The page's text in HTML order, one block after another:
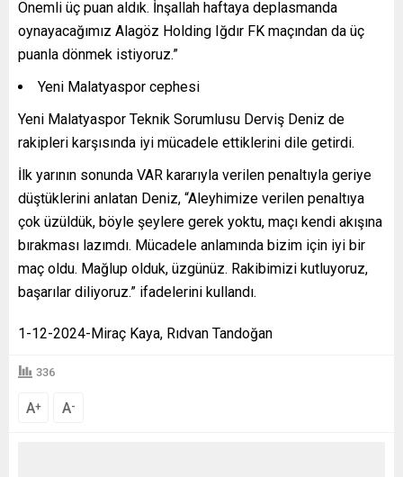
Önemli üç puan aldık. İnşallah haftaya deplasmanda
oynayacağımız Alagöz Holding Iğdır FK maçından da üç
puanla dönmek istiyoruz.”
Yeni Malatyaspor cephesi
Yeni Malatyaspor Teknik Sorumlusu Derviş Deniz de
rakipleri karşısında iyi mücadele ettiklerini dile getirdi.
İlk yarının sonunda VAR kararıyla verilen penaltıyla geriye
düştüklerini anlatan Deniz, “Aleyhimize verilen penaltıya
çok üzüldük, böyle şeylere gerek yoktu, maçı kendi akışına
bırakması lazımdı. Mücadele anlamında bizim için iyi bir
maç oldu. Mağlup olduk, üzgünüz. Rakibimizi kutluyoruz,
başarılar diliyoruz.” ifadelerini kullandı.
1-12-2024-Miraç Kaya, Rıdvan Tandoğan
336
A+ A-